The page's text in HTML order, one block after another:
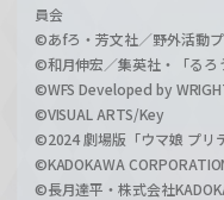
員会
©あfろ・芳文社／野外活動
©和月伸宏／集英社・「るろ
©WFS Developed by
©VISUAL ARTS/Key
©2024 劇場版「ウマ娘 プリ
©KADOKAWA
©長月達平・株式会社